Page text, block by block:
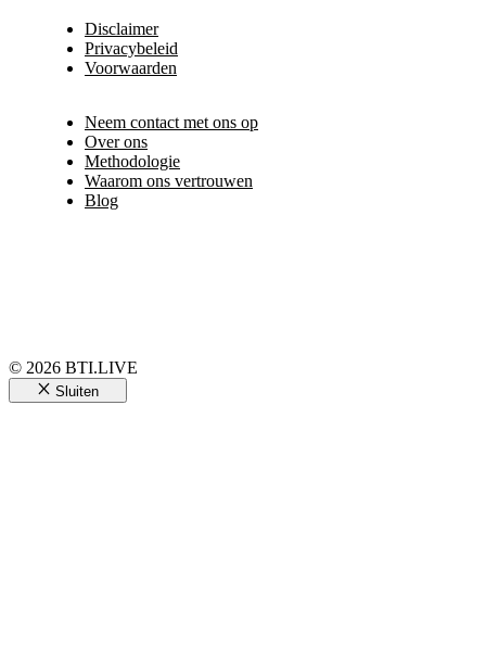
Disclaimer
Privacybeleid
Voorwaarden
Neem contact met ons op
Over ons
Methodologie
Waarom ons vertrouwen
Blog
© 2026 BTI.LIVE
Sluiten